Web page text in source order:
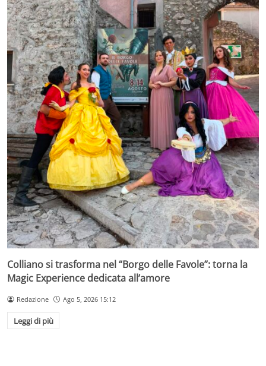
Colliano si trasforma nel “Borgo delle Favole”: torna la
Magic Experience dedicata all’amore
Redazione Ago 5, 2026 15:12
Leggi di più